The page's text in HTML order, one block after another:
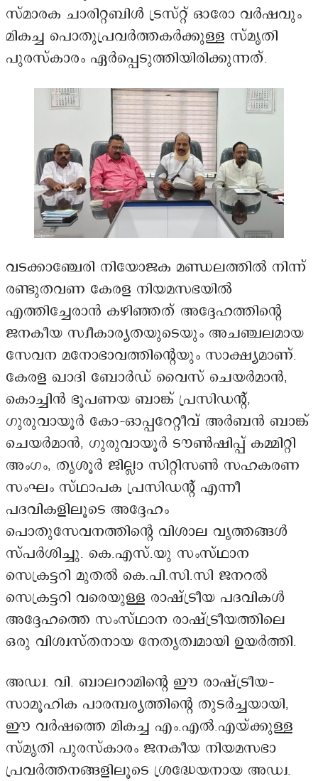
സ്മാരക ചാരിറ്റബിൾ ട്രസ്റ്റ് ഓരോ വർഷവും
മികച്ച പൊതുപ്രവർത്തകർക്കുള്ള സ്മൃതി
പുരസ്കാരം ഏർപ്പെടുത്തിയിരിക്കുന്നത്.
വടക്കാഞ്ചേരി നിയോജക മണ്ഡലത്തിൽ നിന്ന്
രണ്ടുതവണ കേരള നിയമസഭയിൽ
എത്തിച്ചേരാൻ കഴിഞ്ഞത് അദ്ദേഹത്തിന്റെ
ജനകീയ സ്വീകാര്യതയുടെയും അചഞ്ചലമായ
സേവന മനോഭാവത്തിന്റെയും സാക്ഷ്യമാണ്.
കേരള ഖാദി ബോർഡ് വൈസ് ചെയർമാൻ,
കൊച്ചിൻ ഭൂപണയ ബാങ്ക് പ്രസിഡന്റ്,
ഗുരുവായൂർ കോ-ഓപ്പറേറ്റീവ് അർബൻ ബാങ്ക്
ചെയർമാൻ, ഗുരുവായൂർ ടൗൺഷിപ്പ് കമ്മിറ്റി
അംഗം, തൃശൂർ ജില്ലാ സിറ്റിസൺ സഹകരണ
സംഘം സ്ഥാപക പ്രസിഡന്റ് എന്നീ
പദവികളിലൂടെ അദ്ദേഹം
പൊതുസേവനത്തിന്റെ വിശാല വൃത്തങ്ങൾ
സ്പർശിച്ചു. കെ.എസ്.യു സംസ്ഥാന
സെക്രട്ടറി മുതൽ കെ.പി.സി.സി ജനറൽ
സെക്രട്ടറി വരെയുള്ള രാഷ്ട്രീയ പദവികൾ
അദ്ദേഹത്തെ സംസ്ഥാന രാഷ്ട്രീയത്തിലെ
ഒരു വിശ്വസ്തനായ നേതൃത്വമായി ഉയർത്തി.
അഡ്വ. വി. ബാലറാമിന്റെ ഈ രാഷ്ട്രീയ-
സാമൂഹിക പാരമ്പര്യത്തിന്റെ തുടർച്ചയായി,
ഈ വർഷത്തെ മികച്ച എം.എൽ.എയ്ക്കുള്ള
സ്മൃതി പുരസ്കാരം ജനകീയ നിയമസഭാ
പ്രവർത്തനങ്ങളിലൂടെ ശ്രദ്ധേയനായ അഡ്വ.